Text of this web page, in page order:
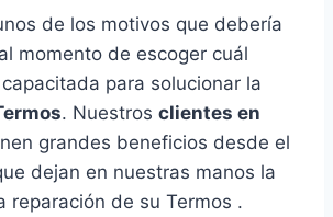
de los motivos que debería
momento de escoger cuál
para solucionar la
. Nuestros clientes en
grandes beneficios desde el
dejan en nuestras manos la
reparación de su Termos .